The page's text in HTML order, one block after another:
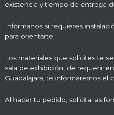
existencia y tiempo de entrega
Infórmanos si requieres
para orientarte.
Los materiales que solicites te
sala de exhibición, de requerir
Guadalajara, te informaremos el
Al hacer tu pedido, solicita las